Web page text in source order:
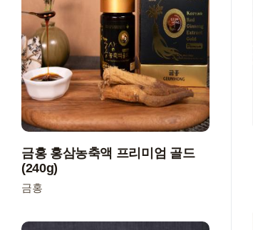
금홍 홍삼농축액 프리미엄 골드
(240g)
금홍